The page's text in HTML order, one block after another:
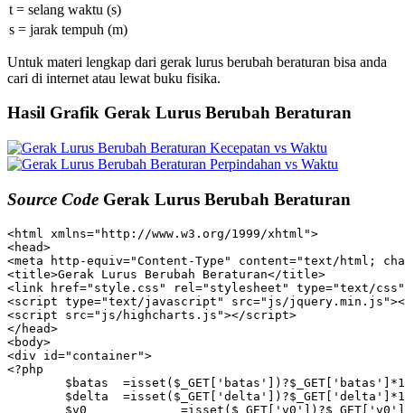
t = selang waktu (s)
s = jarak tempuh (m)
Untuk materi lengkap dari gerak lurus berubah beraturan bisa anda
cari di internet atau lewat buku fisika.
Hasil Grafik Gerak Lurus Berubah Beraturan
Source Code Gerak Lurus Berubah Beraturan
<html xmlns="http://www.w3.org/1999/xhtml">
<head>
<meta http-equiv="Content-Type" content="text/html;
<title>Gerak Lurus Berubah Beraturan</title>
<link href="style.css" rel="stylesheet" type="text/
<script type="text/javascript" src="js/
<script src="js/highcharts.js"></script>
</head>
<body>
<div id="container">
<?php